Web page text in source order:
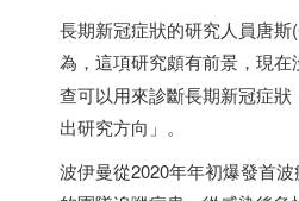
長期新冠症狀的研究人員唐斯
為，這項研究頗有前景，現在
查可以用來診斷長期新冠症
出研究方向」。
波伊曼從2020年年初爆發首